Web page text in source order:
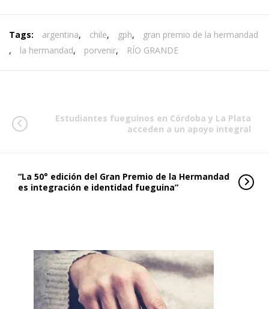
Tags: argentina, chile, gph,
gran premio de la hermandad
,
la hermandad, porvenir, RÍO GRANDE
Estudiantes fueguinos en Córdoba y La Plata
acceden a un apoyo integral
“La 50° edición del Gran Premio de la Hermandad
es integración e identidad fueguina”